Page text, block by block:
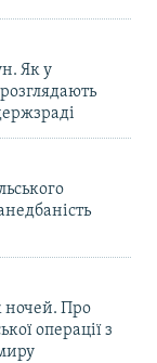
Як у
ночей. Про
операції з